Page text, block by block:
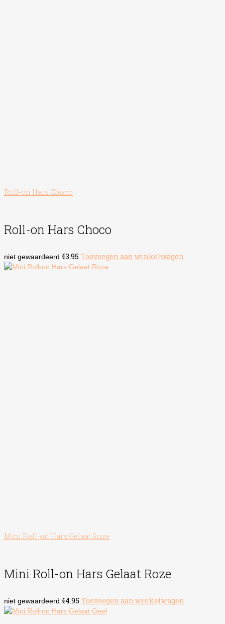
Roll-on Hars Choco
Roll-on Hars Choco
niet gewaardeerd €3.95 Toevoegen aan winkelwagen
Mini Roll-on Hars Gelaat Roze
Mini Roll-on Hars Gelaat Roze
niet gewaardeerd €4.95 Toevoegen aan winkelwagen